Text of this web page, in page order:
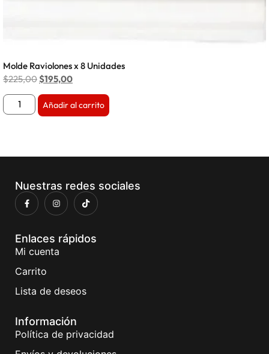
Molde Raviolones x 8 Unidades
$225,00$195,00
Añadir al carrito
Nuestras redes sociales
Enlaces rápidos
Mi cuenta
Carrito
Lista de deseos
Información
Política de privacidad